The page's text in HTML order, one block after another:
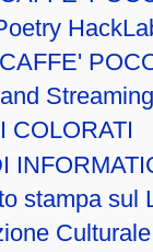
COLORATI
stampa sul